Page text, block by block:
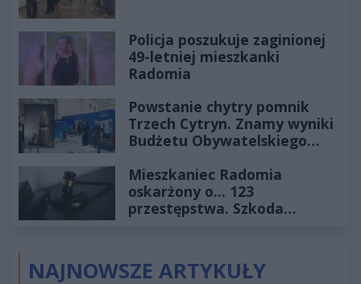
Policja poszukuje zaginionej
49-letniej mieszkanki
Radomia
Powstanie chytry pomnik
Trzech Cytryn. Znamy wyniki
Budżetu Obywatelskiego
Mieszkaniec Radomia
oskarżony o... 123
przestępstwa. Szkoda
NAJNOWSZE ARTYKUŁY